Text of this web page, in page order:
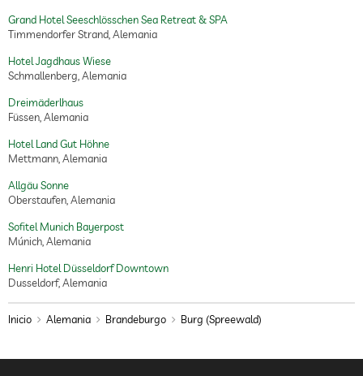
tratamientos
tratamientos faciales
Grand Hotel Seeschlösschen Sea Retreat & SPA
Timmendorfer Strand, Alemania
Hotel Jagdhaus Wiese
Schmallenberg, Alemania
Dreimäderlhaus
Füssen, Alemania
Hotel Land Gut Höhne
Mettmann, Alemania
Allgäu Sonne
Oberstaufen, Alemania
Sofitel Munich Bayerpost
Múnich, Alemania
Henri Hotel Düsseldorf Downtown
Dusseldorf, Alemania
Inicio Alemania Brandeburgo Burg (Spreewald)